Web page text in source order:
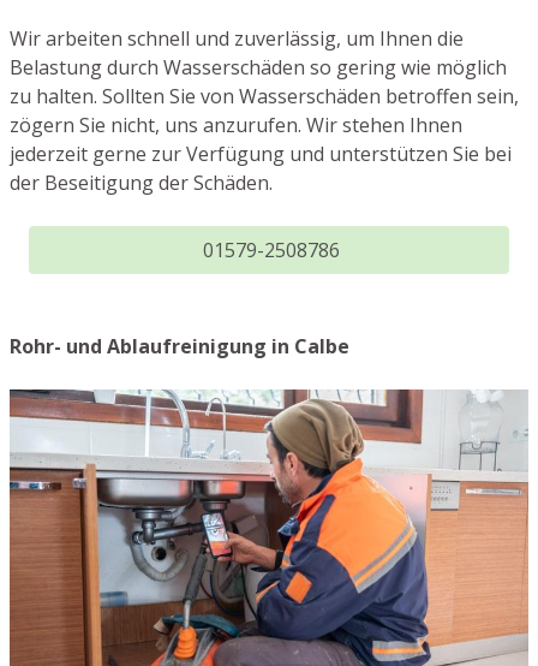
Wir arbeiten schnell und zuverlässig, um Ihnen die
Belastung durch Wasserschäden so gering wie möglich
zu halten. Sollten Sie von Wasserschäden betroffen sein,
zögern Sie nicht, uns anzurufen. Wir stehen Ihnen
jederzeit gerne zur Verfügung und unterstützen Sie bei
der Beseitigung der Schäden.
01579-2508786
Rohr- und Ablaufreinigung in Calbe